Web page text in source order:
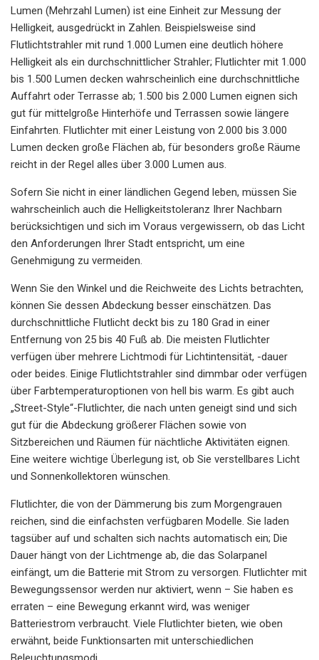
Lumen (Mehrzahl Lumen) ist eine Einheit zur Messung der
Helligkeit, ausgedrückt in Zahlen. Beispielsweise sind
Flutlichtstrahler mit rund 1.000 Lumen eine deutlich höhere
Helligkeit als ein durchschnittlicher Strahler; Flutlichter mit 1.000
bis 1.500 Lumen decken wahrscheinlich eine durchschnittliche
Auffahrt oder Terrasse ab; 1.500 bis 2.000 Lumen eignen sich
gut für mittelgroße Hinterhöfe und Terrassen sowie längere
Einfahrten. Flutlichter mit einer Leistung von 2.000 bis 3.000
Lumen decken große Flächen ab, für besonders große Räume
reicht in der Regel alles über 3.000 Lumen aus.
Sofern Sie nicht in einer ländlichen Gegend leben, müssen Sie
wahrscheinlich auch die Helligkeitstoleranz Ihrer Nachbarn
berücksichtigen und sich im Voraus vergewissern, ob das Licht
den Anforderungen Ihrer Stadt entspricht, um eine
Genehmigung zu vermeiden.
Wenn Sie den Winkel und die Reichweite des Lichts betrachten,
können Sie dessen Abdeckung besser einschätzen. Das
durchschnittliche Flutlicht deckt bis zu 180 Grad in einer
Entfernung von 25 bis 40 Fuß ab. Die meisten Flutlichter
verfügen über mehrere Lichtmodi für Lichtintensität, -dauer
oder beides. Einige Flutlichtstrahler sind dimmbar oder verfügen
über Farbtemperaturoptionen von hell bis warm. Es gibt auch
„Street-Style“-Flutlichter, die nach unten geneigt sind und sich
gut für die Abdeckung größerer Flächen sowie von
Sitzbereichen und Räumen für nächtliche Aktivitäten eignen.
Eine weitere wichtige Überlegung ist, ob Sie verstellbares Licht
und Sonnenkollektoren wünschen.
Flutlichter, die von der Dämmerung bis zum Morgengrauen
reichen, sind die einfachsten verfügbaren Modelle. Sie laden
tagsüber auf und schalten sich nachts automatisch ein; Die
Dauer hängt von der Lichtmenge ab, die das Solarpanel
einfängt, um die Batterie mit Strom zu versorgen. Flutlichter mit
Bewegungssensor werden nur aktiviert, wenn – Sie haben es
erraten – eine Bewegung erkannt wird, was weniger
Batteriestrom verbraucht. Viele Flutlichter bieten, wie oben
erwähnt, beide Funktionsarten mit unterschiedlichen